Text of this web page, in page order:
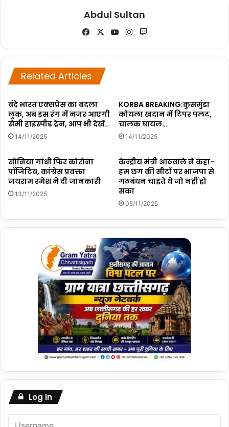
Abdul Sultan
Fa
bo
ok
X
Yo
ub
Ins
ra
h
Related Articles
वंदे भारत एक्सप्रेस का बदला
लुक, अब इस रंग में नजर आएगी
सेमी हाइस्पीड ट्रेन, आप भी देखें..
14/11/2025
KORBA BREAKING:कुसमुंडा
कोयला खदान में टिपर पलट,
चालक घायल…
14/11/2025
सोनिया गांधी फिर कोरोना
पॉजिटिव, कांग्रेस प्रवक्ता
जयराम रमेश ने दी जानकारी
13/11/2025
केन्द्रीय मंत्री आठवाले ने कहा-
हम छग की सीटों पर भाजपा से
गठबंधन चाहते थे जो नहीं हो
सका
05/11/2025
Log In